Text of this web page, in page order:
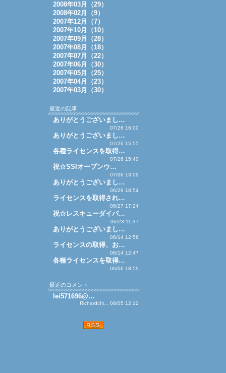
2008年03月（29）
2008年02月（9）
2007年12月（7）
2007年10月（10）
2007年09月（28）
2007年08月（18）
2007年07月（22）
2007年06月（30）
2007年05月（25）
2007年04月（23）
2007年03月（30）
最近の記事
ありがとうございまし…
07/26 16:00
ありがとうございまし…
07/26 15:55
各種ライセンスを取得…
07/26 15:40
祝☆SSIオープンウ…
07/06 13:09
ありがとうございまし…
06/29 18:54
ライセンスを取得され…
06/27 17:24
祝☆レスキューダイバ…
06/23 11:37
ありがとうございまし…
06/14 12:56
ライセンスの取得、お…
06/14 12:47
各種ライセンスを取得…
06/06 18:59
最近のコメント
lei571696@…
Richardchi... 08/05 12:12